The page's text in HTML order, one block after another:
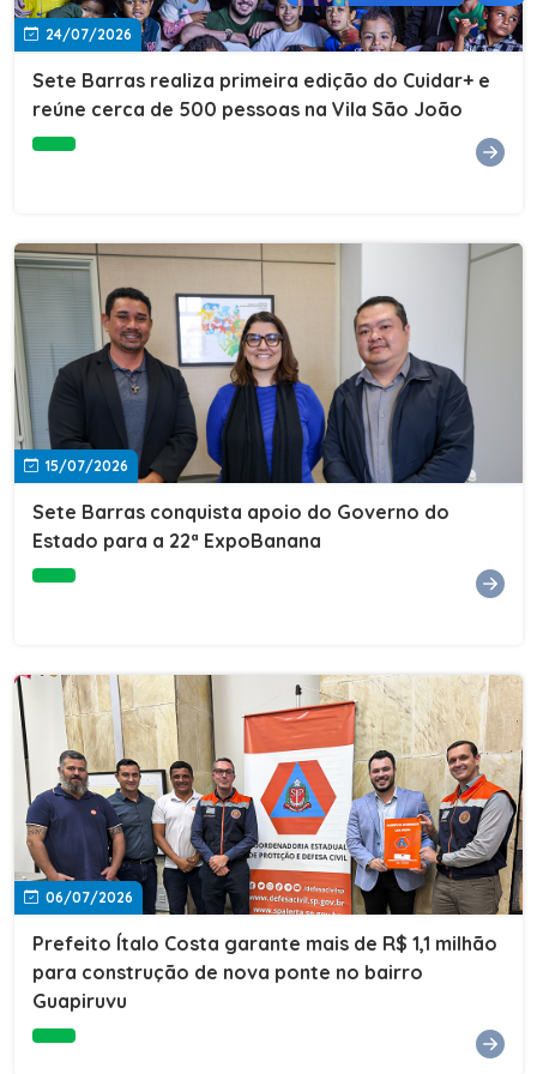
24/07/2026
Sete Barras realiza primeira edição do Cuidar+ e
reúne cerca de 500 pessoas na Vila São João
15/07/2026
Sete Barras conquista apoio do Governo do
Estado para a 22ª ExpoBanana
06/07/2026
Prefeito Ítalo Costa garante mais de R$ 1,1 milhão
para construção de nova ponte no bairro
Guapiruvu